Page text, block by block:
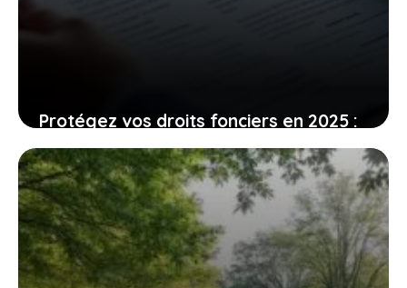
Protégez vos droits fonciers en 2025 :
guide pour borner un terrain, avec
détails sur les coûts
5 août 2026